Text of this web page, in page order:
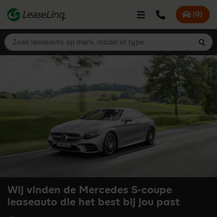
Bel LeaseLinq
Mijn
(0)
Zoek leaseauto op merk, model of type
Wij vinden de Mercedes S-coupe
leaseauto die het best bij jou past